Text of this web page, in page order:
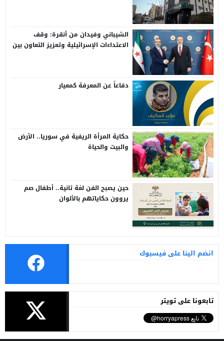
الشيباني وفيدان من أنقرة: وقف
الاعتداءات الإسرائيلية وتعزيز التعاون بين
دفاعاً عن المعرفة كمعيار
حكاية المرأة الريفية في سوريا.. الأرض
والبيت والحياة
حين يصبح الفن لغة ثانية.. أطفال صم
يروون حكاياتهم بالألوان
انضم الينا على فيسبوك
تابعونا على تويتر